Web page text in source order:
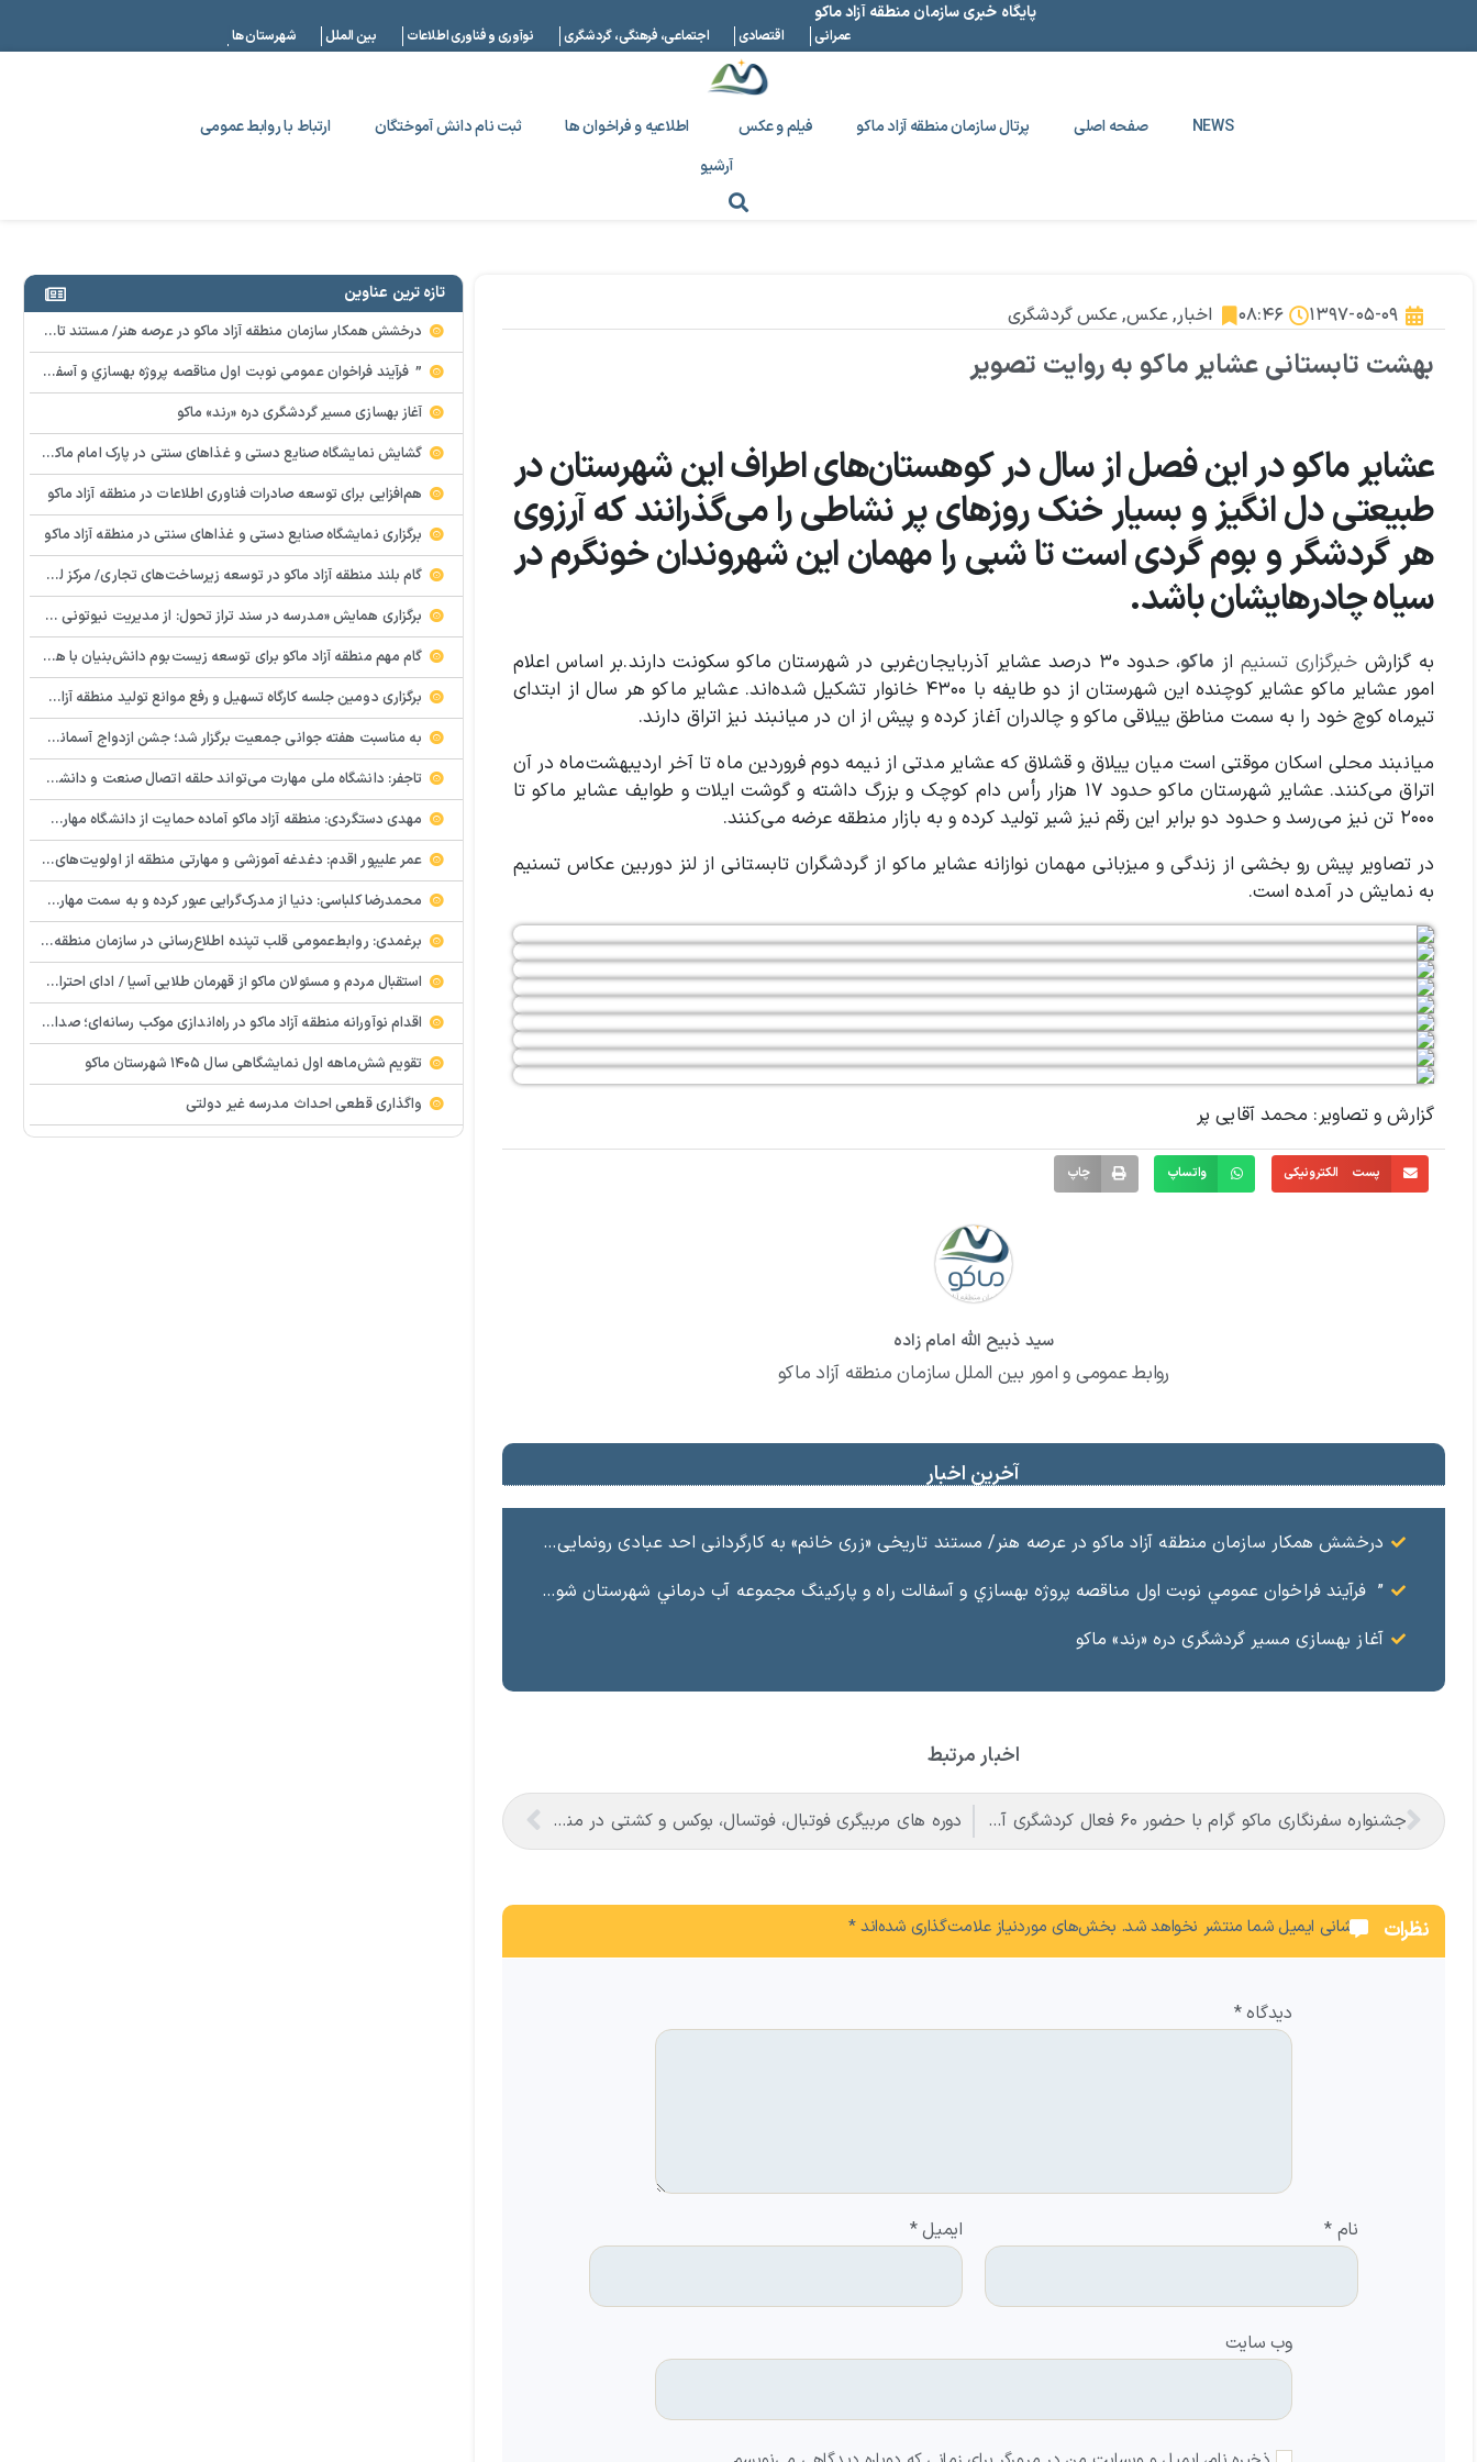
پایگاه خبری سازمان منطقه آزاد ماکو
عمرانی اقتصادی اجتماعی، فرهنگی، گردشگری نوآوری و فناوری اطلاعات بین الملل شهرستان ها
NEWS صفحه اصلی پرتال سازمان منطقه آزاد ماکو فیلم و عکس اطلاعیه و فراخوان ها ثبت نام دانش آموختگان
ارتباط با روابط عمومی
آرشیو
۱۳۹۷-۰۵-۰۹ ۰۸:۴۶ اخبار,عکس,عکس گردشگری
بهشت تابستانی عشایر ماکو به روایت تصویر
عشایر ماکو در این فصل از سال در کوهستان‌های اطراف این شهرستان در
طبیعتی دل انگیز و بسیار خنک روزهای پر نشاطی را می‌گذرانند که آرزوی
هر گردشگر و بوم گردی است تا شبی را مهمان این شهروندان خونگرم در
سیاه چادرهایشان باشد.
به گزارش خبرگزاری تسنیم از ماکو
، حدود ۳۰ درصد عشایر آذربایجان‌غربی در شهرستان ماکو سکونت دارند.بر اساس اعلام
امور عشایر ماکو عشایر کوچنده این شهرستان از دو طایفه با ۴۳۰۰ خانوار تشکیل شده‌اند. عشایر ماکو هر سال از ابتدای
تیرماه کوچ خود را به سمت مناطق ییلاقی ماکو و چالدران آغاز کرده و پیش از ان در میانبند نیز اتراق دارند.
میانبند محلی اسکان موقتی است میان ییلاق و قشلاق که عشایر مدتی از نیمه دوم فروردین ماه تا آخر اردیبهشت‌ماه در آن
اتراق می‌کنند. عشایر شهرستان ماکو حدود ۱۷ هزار رأس دام کوچک و بزرگ داشته و گوشت ایلات و طوایف عشایر ماکو تا
۲۰۰۰ تن نیز می‌رسد و حدود دو برابر این رقم نیز شیر تولید کرده و به بازار منطقه عرضه می‌کنند.
در تصاویر پیش رو بخشی از زندگی و میزبانی مهمان نوازانه عشایر ماکو از گردشگران تابستانی از لنز دوربین عکاس تسنیم
به نمایش در آمده است.
گزارش و تصاویر: محمد آقایی پر
پست الکترونیکی واتساپ چاپ
سید ذبیح الله امام زاده
روابط عمومی و امور بین الملل سازمان منطقه آزاد ماکو
آخرین اخبار
درخشش همکار سازمان منطقه آزاد ماکو در عرصه هنر/ مستند تاریخی «زری خانم» به کارگردانی احد عبادی رونمایی شد
” فرآيند فراخوان عمومي نوبت اول مناقصه پروژه بهسازي و آسفالت راه و پاركينگ مجموعه آب درماني شهرستان شوط منطقه آزاد ماكو “
آغاز بهسازی مسیر گردشگری دره «رند» ماکو
اخبار مرتبط
جشنواره سفرنگاری ماکو گرام با حضور ۶۰ فعال کردشگری آغاز شد دوره های مربیگری فوتبال، فوتسال، بوکس و کشتی در منطقه آزاد ماکو برگزار می شود
نظرات نشانی ایمیل شما منتشر نخواهد شد. بخش‌های موردنیاز علامت‌گذاری شده‌اند*
دیدگاه*
نام* ایمیل*
وب‌ سایت
تازه ترین عناوین
درخشش همکار سازمان منطقه آزاد ماکو در عرصه هنر/ مستند تاریخی «زری خانم» به کارگردانی احد عبادی رونمایی شد
” فرآيند فراخوان عمومي نوبت اول مناقصه پروژه بهسازي و آسفالت راه و پاركينگ مجموعه آب درماني شهرستان شوط منطقه آزاد ماكو “
آغاز بهسازی مسیر گردشگری دره «رند» ماکو
گشایش نمایشگاه صنایع دستی و غذاهای سنتی در پارک امام ماکو با محوریت توانمندسازی زنان
هم‌افزایی برای توسعه صادرات فناوری اطلاعات در منطقه آزاد ماکو
برگزاری نمایشگاه صنایع دستی و غذاهای سنتی در منطقه آزاد ماکو
گام بلند منطقه آزاد ماکو در توسعه زیرساخت‌های تجاری/ مرکز لجستیک مرزی بازرگان تصویب شد
️برگزاری همایش «مدرسه در سند تراز تحول: از مدیریت نیوتونی به رهبری کوانتومی» با مشارکت سازمان منطقه آزاد ماکو
گام مهم منطقه آزاد ماکو برای توسعه زیست‌بوم دانش‌بنیان با همکاری مرکز نوآوری و شتابدهنده‌های استارتاپ
برگزاری دومین جلسه کارگاه تسهیل و رفع موانع تولید منطقه آزاد ماکو
به مناسبت هفته جوانی جمعیت برگزار شد؛ جشن ازدواج آسمانی و ازدواج آسان در شهرستان پلدشت
تاجفر: دانشگاه ملی مهارت می‌تواند حلقه اتصال صنعت و دانشگاه باشد
مهدی دستگردی: منطقه آزاد ماکو آماده حمایت از دانشگاه مهارت‌محور است
عمر علیپور اقدم: دغدغه آموزشی و مهارتی منطقه از اولویت‌های اصلی ماست
محمدرضا کلباسی: دنیا از مدرک‌گرایی عبور کرده و به سمت مهارت حرکت می‌کند
برغمدی: روابط‌عمومی قلب تپنده اطلاع‌رسانی در سازمان منطقه آزاد ماکو است
استقبال مردم و مسئولان ماکو از قهرمان طلایی آسیا / ادای احترام ابوالفضل پیشه‌ور به شهدای گمنام
اقدام نوآورانه منطقه آزاد ماکو در راه‌اندازی موکب رسانه‌ای؛ صدای مردم از دل تجمعات طنین‌انداز شد
تقویم شش‌ماهه اول نمایشگاهی سال ۱۴۰۵ شهرستان ماکو
واگذاری قطعی احداث مدرسه غیر دولتی